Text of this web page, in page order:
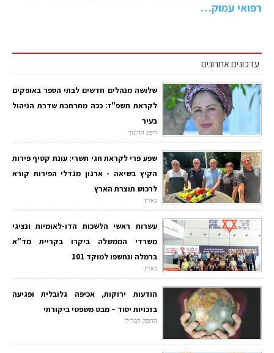
רפואי עמוק…
עדכונים אחרונים
שלושה מנהלים חדשים לבתי הספר באופקים
לקראת תשפ"ז: ככה מתרחבת שדרת הניהול
בעיר
דופק החינוך
שפע פרי לקראת חגי תשרי: עונת קטיף פירות
הקיץ בשיאה - ארגון מגדלי הפירות קורא
לרכוש תוצרת הארץ
בארץ
עשרות ראשי הלשכות הדו-לאומיות ונציגי
משרדי הממשלה ביקרו בקריית מד"א
ברמלה ונחשפו למוקד 101
בארץ
הודעות ירוקות, אכיפה גלובלית ופגיעה
בזכויות יסוד – מבט משפטי ביקורתי
הדופק הפלילי